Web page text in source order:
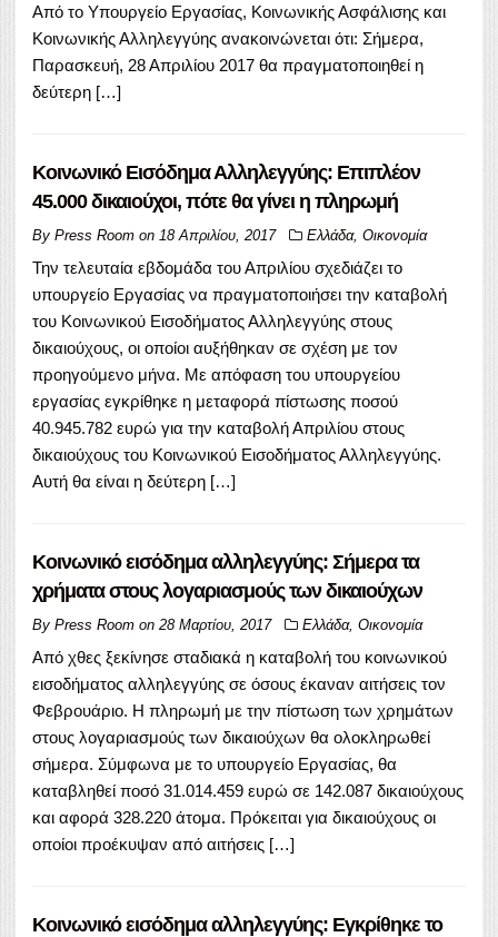
Από το Υπουργείο Εργασίας, Κοινωνικής Ασφάλισης και
Κοινωνικής Αλληλεγγύης ανακοινώνεται ότι: Σήμερα,
Παρασκευή, 28 Απριλίου 2017 θα πραγματοποιηθεί η
δεύτερη […]
Κοινωνικό Εισόδημα Αλληλεγγύης: Επιπλέον
45.000 δικαιούχοι, πότε θα γίνει η πληρωμή
By Press Room on 18 Απριλίου, 2017 Ελλάδα, Οικονομία
Την τελευταία εβδομάδα του Απριλίου σχεδιάζει το
υπουργείο Εργασίας να πραγματοποιήσει την καταβολή
του Κοινωνικού Εισοδήματος Αλληλεγγύης στους
δικαιούχους, οι οποίοι αυξήθηκαν σε σχέση με τον
προηγούμενο μήνα. Με απόφαση του υπουργείου
εργασίας εγκρίθηκε η μεταφορά πίστωσης ποσού
40.945.782 ευρώ για την καταβολή Απριλίου στους
δικαιούχους του Κοινωνικού Εισοδήματος Αλληλεγγύης.
Αυτή θα είναι η δεύτερη […]
Κοινωνικό εισόδημα αλληλεγγύης: Σήμερα τα
χρήματα στους λογαριασμούς των δικαιούχων
By Press Room on 28 Μαρτίου, 2017 Ελλάδα, Οικονομία
Από χθες ξεκίνησε σταδιακά η καταβολή του κοινωνικού
εισοδήματος αλληλεγγύης σε όσους έκαναν αιτήσεις τον
Φεβρουάριο. Η πληρωμή με την πίστωση των χρημάτων
στους λογαριασμούς των δικαιούχων θα ολοκληρωθεί
σήμερα. Σύμφωνα με το υπουργείο Εργασίας, θα
καταβληθεί ποσό 31.014.459 ευρώ σε 142.087 δικαιούχους
και αφορά 328.220 άτομα. Πρόκειται για δικαιούχους οι
οποίοι προέκυψαν από αιτήσεις […]
Κοινωνικό εισόδημα αλληλεγγύης: Εγκρίθηκε το